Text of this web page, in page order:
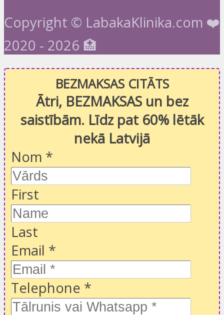
Copyright © LabakaKlinika.com ❤️
2020 - 2026 🏥
BEZMAKSAS CITĀTS
Ātri, BEZMAKSAS un bez
saistībām. Līdz pat 60% lētāk
nekā Latvijā
Nom *
First
Last
Email *
Telephone *